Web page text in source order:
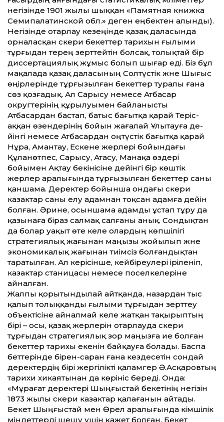
негізінде 1901 жылы шыққан «Памятная книжка
Семипалатинской обл.» деген еңбектен алынды).
Негізінде отарлау кезеңінде қазақ даласында
орналасқан әскери бекет­тер тарихын ғылыми
тұрғыдан терең зерт­тейтін болсақ, толықтай бір
диссертациялық жұмыс болып шығар еді. Біз бұл
мақалада қазақ даласының Солтүстік және Шығыс
өңірлерінде тұрғызылған бекет­тер туралы ғана
сөз қозғадық. Ал Сарысу немесе Атбасар
округтерінің құрылуымен байланысты
Атбасардан бастап, батыс бағытқа қарай Теріс­
аққан өзендерінің бойын жағалай Ұлытауға де­
йінгі немесе Атбасардан оңтүстік бағытқа қарай
Нұра, Амантау, Ескене жерлері бойындағы
Құланөтпес, Сарысу, Атасу, Манақа өздері
бойымен Ақтау бекінісіне де­йінгі бір көштік
жерлер аралығында тұрғызылған бекет­тер саны
қаншама. Деректер бойынша ондағы әскери
казактар саны елу адамнан тоқсан адамға де­йін
болған. Әрине, осыншама адамды ұстап тұру да
қазынаға біраз салмақ салғаны анық. Сондықтан
да болар уақыт өте келе олардың көпшілігі
стратегиялық жағынан маңызы жойы­лып және
экономикалық жағынан тиімсіз болғандықтан
таратылған. Ал керісінше, кейбіреу­лері іріленіп,
казак­тар станицасы немесе поселкелеріне
айналған.
Жалпы қорытындылай айтқанда, назардан тыс
қалып толыққанды ғылыми тұрғыдан зерт­теу
объектісіне айналмай келе жатқан тақырыптың
бірі – осы, қазақ жерлерін отарлауда әскери
тұрғыдан стратегиялық зор маңызға ие болған
бекет­тер тарихы екенін байқауға болады. Баспа
бет­терінде бірен-саран ғана кез­десетін сондай
деректердің бірі жергілікті қаламгер Ә.Асқаровтың
тарихи хикаятынан да көрініс береді. Онда:
«Мұрағат деректері Шыңғыстай бекетінің негізін
1873 жылы әскери казактар қалағанын айтады.
Бекет Шыңғыстай мен Өрел аралығында әкімшілік
міндет­терді шешу үшін қажет болған. Бекет